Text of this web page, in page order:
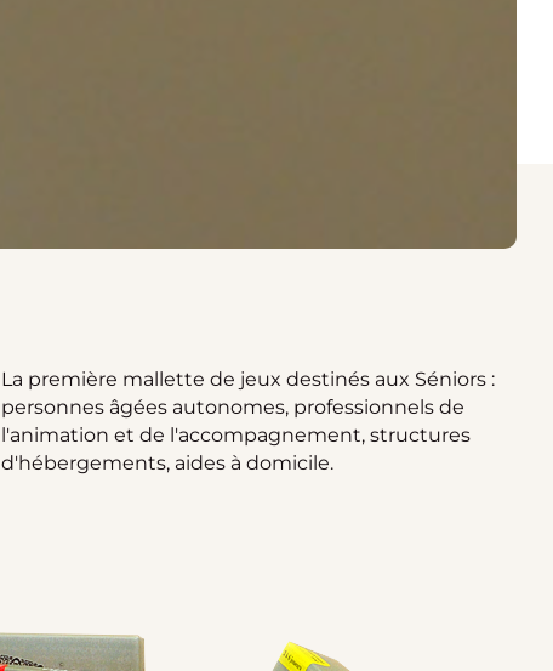
La première mallette de jeux destinés aux Séniors :
personnes âgées autonomes, professionnels de
l'animation et de l'accompagnement, structures
d'hébergements, aides à domicile.